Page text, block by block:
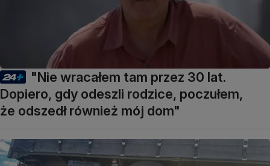
"Nie wracałem tam przez 30 lat.
Dopiero, gdy odeszli rodzice, poczułem,
że odszedł również mój dom"